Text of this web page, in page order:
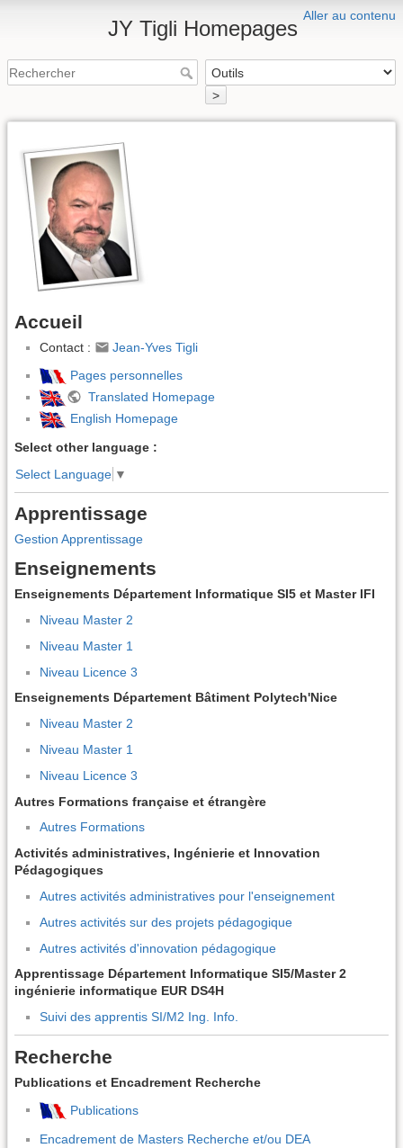
Aller au contenu
JY Tigli Homepages
>
Accueil
Contact :
Jean-Yves Tigli
Pages personnelles
Translated Homepage
English Homepage
Select other language :
Select Language ▼
Apprentissage
Gestion Apprentissage
Enseignements
Enseignements Département Informatique SI5 et Master IFI
Niveau Master 2
Niveau Master 1
Niveau Licence 3
Enseignements Département Bâtiment Polytech'Nice
Niveau Master 2
Niveau Master 1
Niveau Licence 3
Autres Formations française et étrangère
Autres Formations
Activités administratives, Ingénierie et Innovation
Pédagogiques
Autres activités administratives pour l'enseignement
Autres activités sur des projets pédagogique
Autres activités d'innovation pédagogique
Apprentissage Département Informatique SI5/Master 2
ingénierie informatique EUR DS4H
Suivi des apprentis SI/M2 Ing. Info.
Recherche
Publications et Encadrement Recherche
Publications
Encadrement de Masters Recherche et/ou DEA